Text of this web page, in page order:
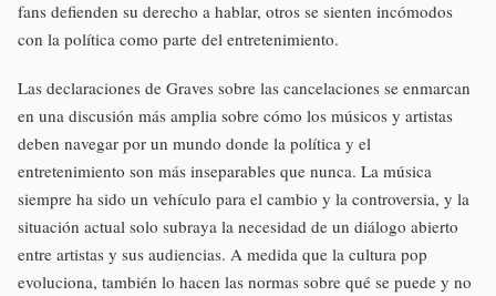
fans defienden su derecho a hablar, otros se sienten incómodos
con la política como parte del entretenimiento.
Las declaraciones de Graves sobre las cancelaciones se enmarcan
en una discusión más amplia sobre cómo los músicos y artistas
deben navegar por un mundo donde la política y el
entretenimiento son más inseparables que nunca. La música
siempre ha sido un vehículo para el cambio y la controversia, y la
situación actual solo subraya la necesidad de un diálogo abierto
entre artistas y sus audiencias. A medida que la cultura pop
evoluciona, también lo hacen las normas sobre qué se puede y no